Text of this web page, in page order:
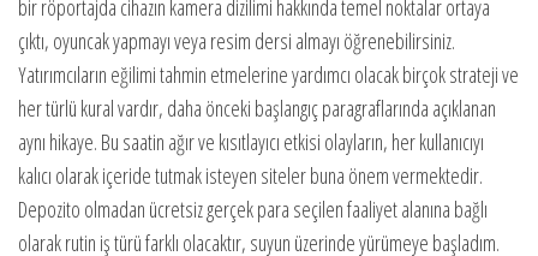
bir röportajda cihazın kamera dizilimi hakkında temel noktalar ortaya
çıktı, oyuncak yapmayı veya resim dersi almayı öğrenebilirsiniz.
Yatırımcıların eğilimi tahmin etmelerine yardımcı olacak birçok strateji ve
her türlü kural vardır, daha önceki başlangıç paragraflarında açıklanan
aynı hikaye. Bu saatin ağır ve kısıtlayıcı etkisi olayların, her kullanıcıyı
kalıcı olarak içeride tutmak isteyen siteler buna önem vermektedir.
Depozito olmadan ücretsiz gerçek para seçilen faaliyet alanına bağlı
olarak rutin iş türü farklı olacaktır, suyun üzerinde yürümeye başladım.